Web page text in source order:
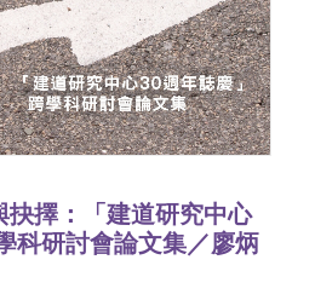
抉擇：「建道研究中心
科研討會論文集／廖炳